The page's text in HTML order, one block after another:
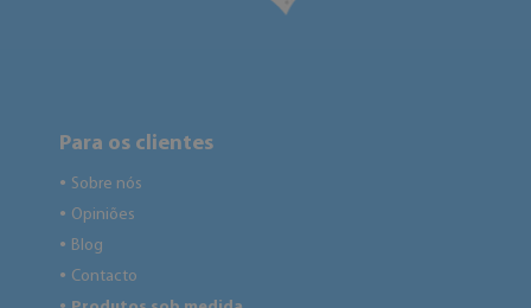
Para os clientes
● Sobre nós
● Opiniões
● Blog
● Contacto